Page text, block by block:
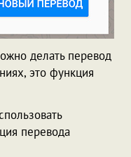
делать перевод
это функция
перевода